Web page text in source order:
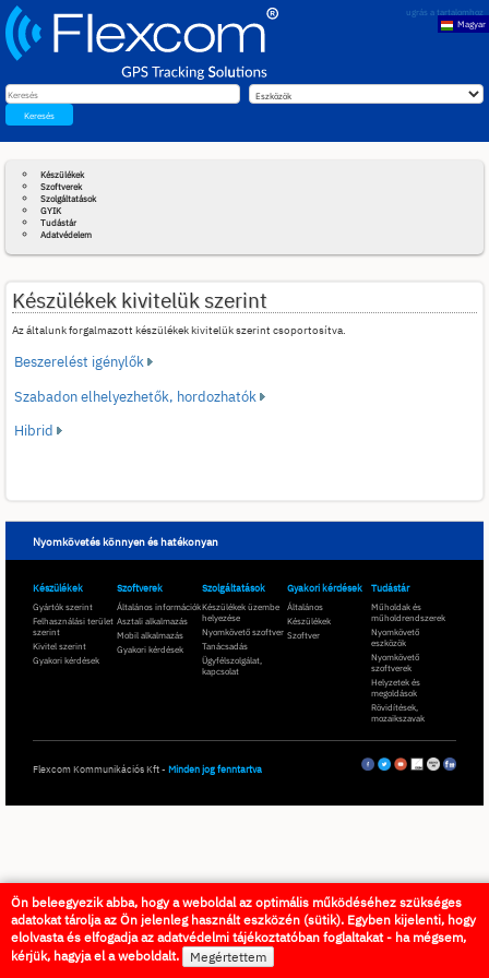
ugrás a tartalomhoz
Keresés
Magyar
Készülékek
Szoftverek
Szolgáltatások
GYIK
Tudástár
Adatvédelem
Készülékek kivitelük szerint
Az általunk forgalmazott készülékek kivitelük szerint csoportosítva.
Beszerelést igénylők
Szabadon elhelyezhetők, hordozhatók
Hibrid
Ön beleegyezik abba, hogy a weboldal az optimális működéséhez szükséges
adatokat tárolja az Ön jelenleg használt eszközén (sütik). Egyben kijelenti, hogy
elolvasta és elfogadja az adatvédelmi tájékoztatóban foglaltakat - ha mégsem,
kérjük, hagyja el a weboldalt.
Megértettem
Nyomkövetés könnyen és hatékonyan
Készülékek
Gyártók szerint
Felhasználási terület
szerint
Kivitel szerint
Gyakori kérdések
Szoftverek
Általános információk
Asztali alkalmazás
Mobil alkalmazás
Gyakori kérdések
Szolgáltatások
Készülékek üzembe
helyezése
Nyomkövető szoftver
Tanácsadás
Ügyfélszolgálat,
kapcsolat
Gyakori kérdések
Általános
Készülékek
Szoftver
Tudástár
Műholdak és
műholdrendszerek
Nyomkövető
eszközök
Nyomkövető
szoftverek
Helyzetek és
megoldások
Rövidítések,
mozaikszavak
Flexcom Kommunikációs Kft - Minden jog fenntartva